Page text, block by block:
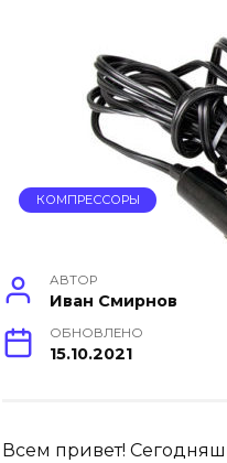
КОМПРЕССОРЫ
АВТОР
Иван Смирнов
ОБНОВЛЕНО
15.10.2021
Всем привет!